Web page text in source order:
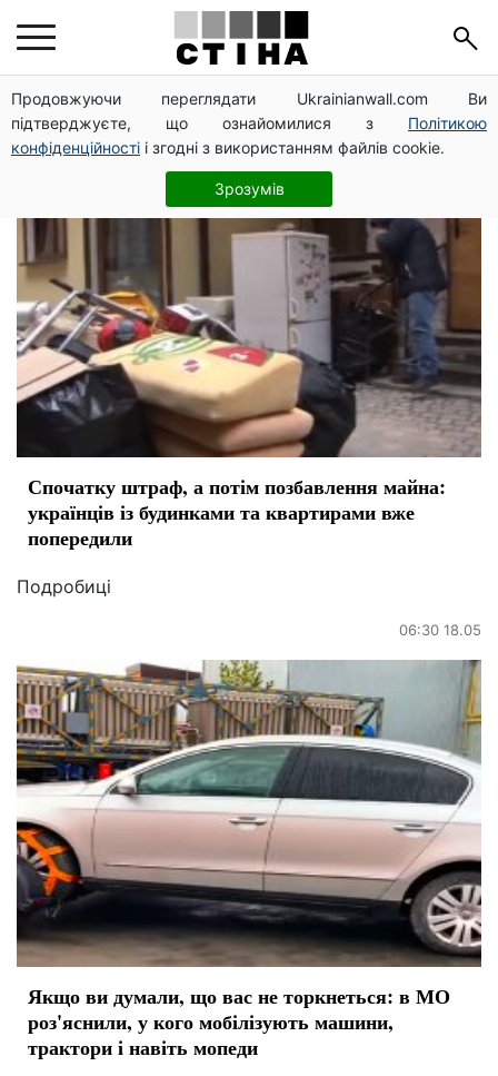
Продовжуючи переглядати Ukrainianwall.com Ви
підтверджуєте, що ознайомилися з Політикою
конфіденційності і згодні з використанням файлів cookie.
Зрозумів
конфіскація
Спочатку штраф, а потім позбавлення майна:
українців із будинками та квартирами вже
попередили
Подробиці
06:30 18.05
Якщо ви думали, що вас не торкнеться: в МО
роз'яснили, у кого мобілізують машини,
трактори і навіть мопеди